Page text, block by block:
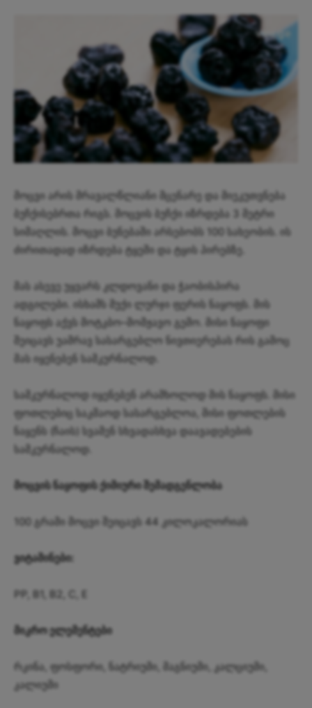
მოცვი არის მრავალწლიანი მცენარე და მიეკუთვნება
ბუჩქისებრთა რიგს. მოცვის ბუჩქი იზრდება 3 მეტრი
სიმაღლის. მოცვი ბუნებაში არსებობს 100 სახეობის. ის
ძირითადად იზრდება ტყეში და ტყის პირებზე.
მას ასევე უყვარს კლდოვანი და ჭაობისპირა
ადგილები. ისხამს მუქი ლურჯი ფერის ნაყოფს. მის
ნაყოფს აქვს მოტკბო–მომჟავო გემო. მისი ნაყოფი
შეიცავს უამრავ სასარგებლო ნივთიერებას რის გამოც
მას იყენებენ სამკურნალოდ.
სამკურნალოდ იყენებენ არამხოლოდ მის ნაყოფს. მისი
ფოთლებიც საკმაოდ სასარგებლოა, მისი ფოთლების
ნაყენს (ჩაის) სვამენ სხვადასხვა დაავადებების
სამკურნალოდ.
მოცვის ნაყოფის ქიმიური შემადგენლობა
100 გრამი მოცვი შეიცავს 44 კილოკალორიას
ვიტამინები:
PP, B1, B2, C, E
მიკრო ელემენტები
რკინა, ფოსფორი, ნატრიუმი, მაგნიუმი, კალციუმი,
კალიუმი